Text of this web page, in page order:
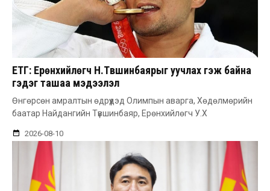
ЕТГ: Ерөнхийлөгч Н.Түвшинбаярыг уучлах гэж байна
гэдэг ташаа мэдээлэл
Өнгөрсөн амралтын өдрүүдэд Олимпын аварга, Хөдөлмөрийн
баатар Найдангийн Түвшинбаяр, Ерөнхийлөгч У.Х
2026-08-10